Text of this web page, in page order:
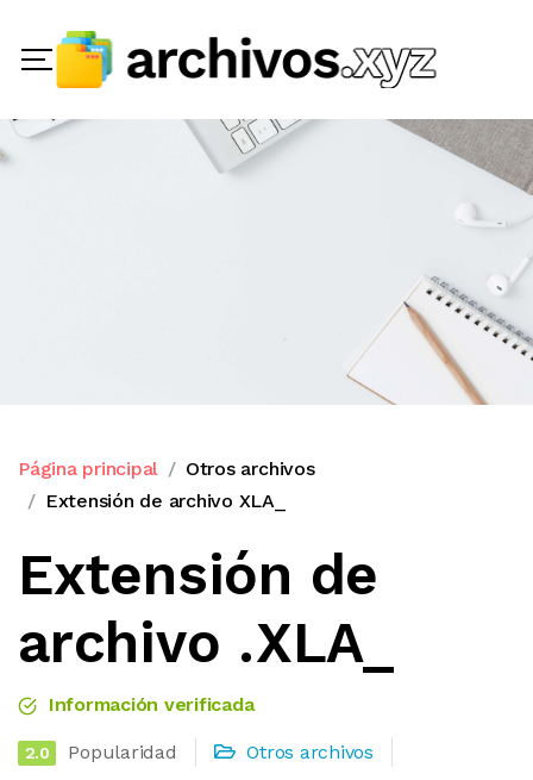
Página principal
Otros archivos
Extensión de archivo XLA_
Extensión de
archivo .XLA_
Información verificada
2.0 Popularidad Otros archivos